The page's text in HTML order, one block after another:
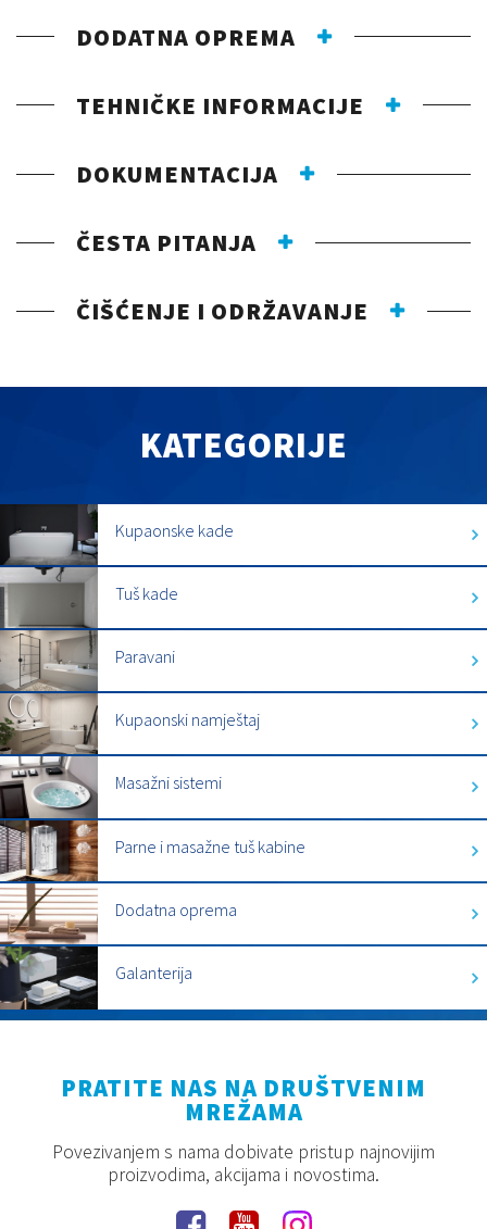
DODATNA OPREMA
TEHNIČKE INFORMACIJE
DOKUMENTACIJA
ČESTA PITANJA
ČIŠĆENJE I ODRŽAVANJE
KATEGORIJE
Kupaonske kade
Tuš kade
Paravani
Kupaonski namještaj
Masažni sistemi
Parne i masažne tuš kabine
Dodatna oprema
Galanterija
PRATITE NAS NA DRUŠTVENIM
MREŽAMA
Povezivanjem s nama dobivate pristup najnovijim
proizvodima, akcijama i novostima.